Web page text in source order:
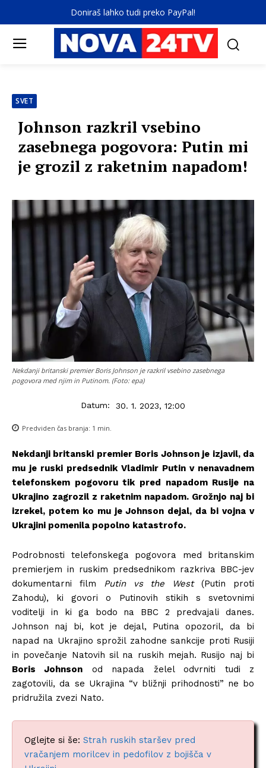
Doniraš lahko tudi preko PayPal!
SVET
Johnson razkril vsebino
zasebnega pogovora: Putin mi
je grozil z raketnim napadom!
Nekdanji britanski premier Boris Johnson je razkril vsebino zasebnega
pogovora med njim in Putinom. (Foto: epa)
Datum: 30. 1. 2023, 12:00
Predviden čas branja: 1 min.
Nekdanji britanski premier Boris Johnson je izjavil, da
mu je ruski predsednik Vladimir Putin v nenavadnem
telefonskem pogovoru tik pred napadom Rusije na
Ukrajino zagrozil z raketnim napadom. Grožnjo naj bi
izrekel, potem ko mu je Johnson dejal, da bi vojna v
Ukrajini pomenila popolno katastrofo.
Podrobnosti telefonskega pogovora med britanskim
premierjem in ruskim predsednikom razkriva BBC-jev
dokumentarni film Putin vs the West(Putin proti
Zahodu), ki govori o Putinovih stikih s svetovnimi
voditelji in ki ga bodo na BBC 2 predvajali danes.
Johnson naj bi, kot je dejal, Putina opozoril, da bi
napad na Ukrajino sprožil zahodne sankcije proti Rusiji
in povečanje Natovih sil na ruskih mejah. Rusijo naj bi
Boris Johnson od napada želel odvrniti tudi z
zagotovili, da se Ukrajina “v bližnji prihodnosti” ne bo
pridružila zvezi Nato.
Oglejte si še: Strah ruskih staršev pred
vračanjem morilcev in pedofilov z bojišča v